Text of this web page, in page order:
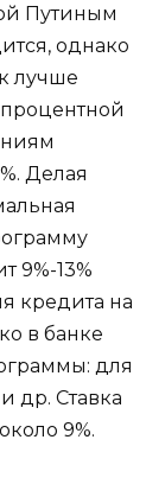
Путиным
однако
лучше
Делая
9%-13%
кредита на
в банке
для
др. Ставка
9%.